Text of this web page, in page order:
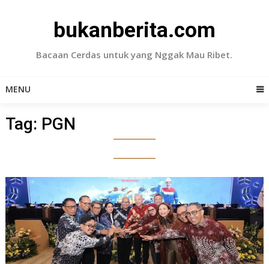
bukanberita.com
Bacaan Cerdas untuk yang Nggak Mau Ribet.
MENU
Tag: PGN